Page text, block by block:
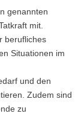
genannten
mit.
berufliches
Situationen im
und den
Zudem sind
zu